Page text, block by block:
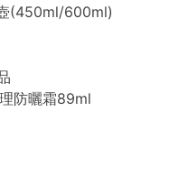
(450ml/600ml)
防曬霜89ml